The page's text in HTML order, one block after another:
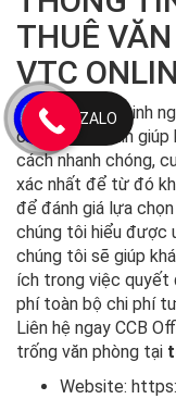
THUÊ
VTC
Với nhiều năm kinh
chúng tôi tự tin giúp
cách nhanh chóng,
xác nhất để từ đó
để đánh giá lựa
chúng tôi hiểu được
chúng tôi sẽ giúp
ích trong việc quyết
phí toàn bộ chi phí
Liên hệ ngay CCB
trống văn phòng tại
Website:
ZALO